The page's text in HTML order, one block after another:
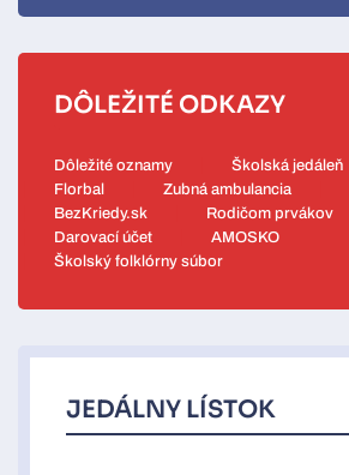
DÔLEŽITÉ ODKAZY
Dôležité oznamy Školská jedáleň
Florbal
Zubná ambulancia
BezKriedy.sk
Rodičom prvákov
Darovací účet
AMOSKO
Školský folklórny súbor
JEDÁLNY LÍSTOK